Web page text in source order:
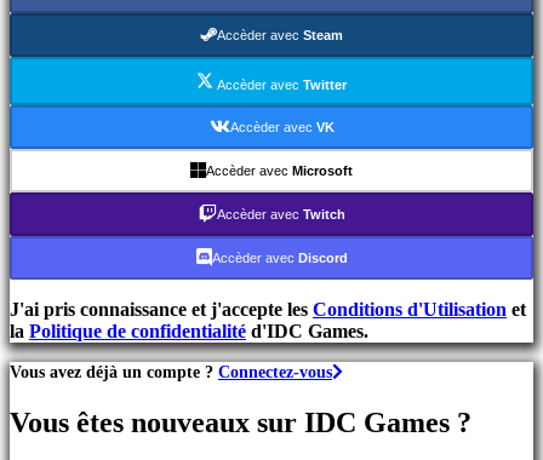
MMO
RPG
de
Jeux
Tir
de
Jeux
casual
Jeux
indés
Jeux
de
Jeux
Accèder avec Steam
Accèder avecTwitter
Accèder avec VK
Accèder avec Microsoft
Accèder avec Twitch
Accèder avec Discord
J'ai pris connaissance et j'accepte les Conditions d'Utilisation et
la Politique de confidentialité d'IDC Games.
Vous avez déjà un compte ? Connectez-vous
Vous êtes nouveaux sur IDC Games ?